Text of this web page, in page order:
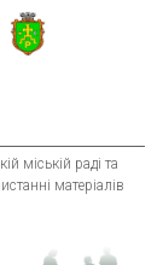
міській раді та
матеріалів